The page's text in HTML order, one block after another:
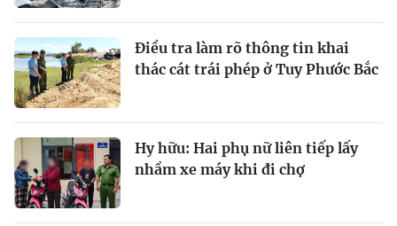
Điều tra làm rõ thông tin khai
thác cát trái phép ở Tuy Phước Bắc
Hy hữu: Hai phụ nữ liên tiếp lấy
nhầm xe máy khi đi chợ